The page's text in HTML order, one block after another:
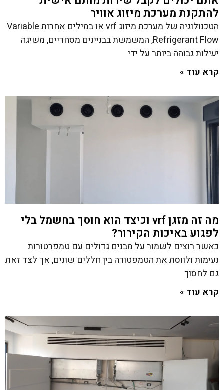
להתקנת מערכת מיזוג אוויר
הטכנולוגיה של מערכת מיזוג vrf או במילים אחרות Variable
Refrigerant Flow, המשמשת בבניינים מסחריים, משיגה
יעילות גבוהה ביותר על ידי
קרא עוד »
מה זה מזגן vrf וכיצד הוא חוסך בחשמל בלי
לפגוע באיכות הקירור?
כאשר רוצים לשמור על מבנים גדולים עם טמפרטורות
נעימות ולווסת את הטמפטורה בין חללים שונים, אך לצד זאת
גם לחסוך
קרא עוד »